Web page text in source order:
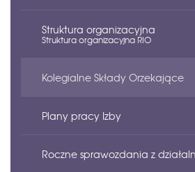
Ustawa
Ustawa o regionalnych izbach
Rozporządzenie
Struktura organizacyjna
Struktura organizacyjna RIO
Kolegialne Składy Orzekające
Plany pracy Izby
Roczne sprawozdania z